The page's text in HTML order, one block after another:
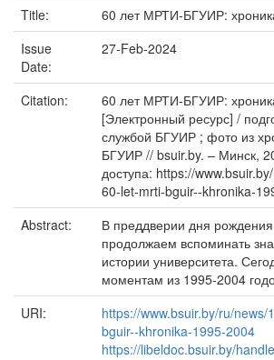
Title:
60 лет МРТИ-БГУИР:
Issue
Date:
27-Feb-2024
Citation:
60 лет МРТИ-БГУИР:
[Электронный ресурс] /
службой БГУИР ; фото из
БГУИР // bsuir.by. – Минск,
доступа: https://
60-let-mrti-bguir--khronika-
Abstract:
В преддверии дня
продолжаем вспоминать
истории университета.
моментам из 1995-2004
URI:
https://www.bsuir.by/ru/
bguir--khronika-1995-2004
https://libeldoc.bsuir.by/